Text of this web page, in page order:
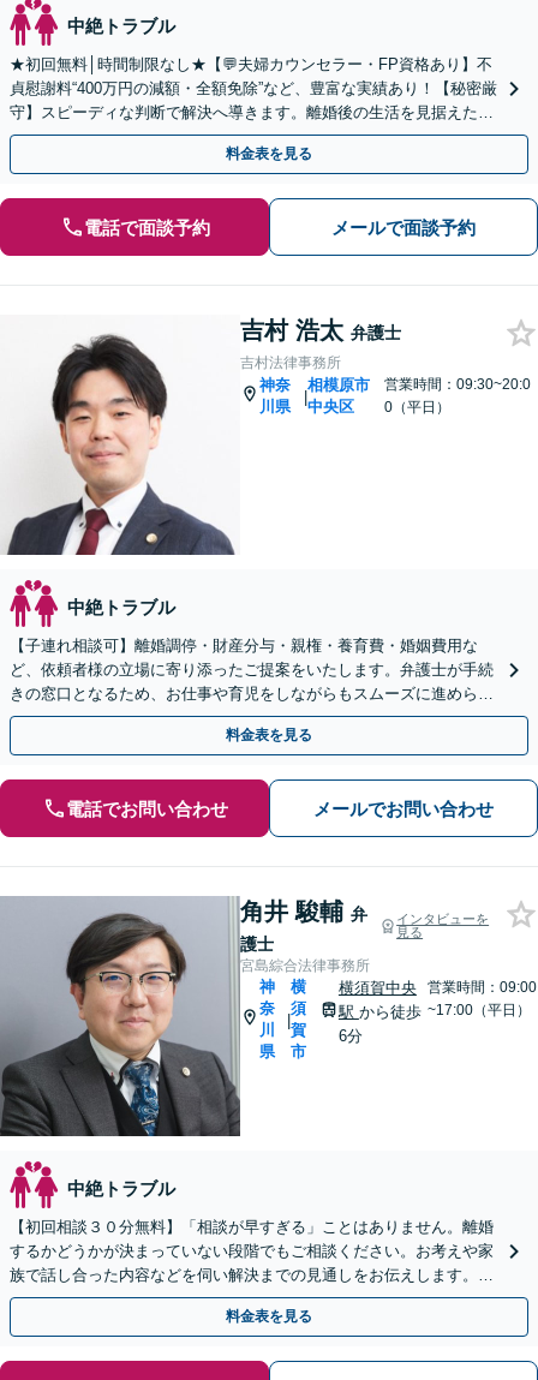
中絶トラブル
★初回無料│時間制限なし★【💬夫婦カウンセラー・FP資格あり】不
貞慰謝料“400万円の減額・全額免除”など、豊富な実績あり！【秘密厳
守】スピーディな判断で解決へ導きます。離婚後の生活を見据えたア
ドバイス。離婚調停／養育費／熟年離婚／親権
料金表を見る
電話で面談予約 メールで面談予約
吉村 浩太 弁護士
吉村法律事務所
神奈
川県
|
相模原市
中央区
営業時間：09:30~20:0
0（平日）
中絶トラブル
【子連れ相談可】離婚調停・財産分与・親権・養育費・婚姻費用な
ど、依頼者様の立場に寄り添ったご提案をいたします。弁護士が手続
きの窓口となるため、お仕事や育児をしながらもスムーズに進められ
ます。【相模原駅徒歩12分】【秘密厳守】
料金表を見る
電話でお問い合わせ メールでお問い合わせ
角井 駿輔 弁
護士
インタビューを
見る
宮島綜合法律事務所
神
奈
川
県
|
横
須
賀
市
横須賀中央
駅 から徒歩
6分
営業時間：09:00
~17:00（平日）
中絶トラブル
【初回相談３０分無料】「相談が早すぎる」ことはありません。離婚
するかどうかが決まっていない段階でもご相談ください。お考えや家
族で話し合った内容などを伺い解決までの見通しをお伝えします。不
貞慰謝料、財産分与、養育費など、幅広く対応します。
料金表を見る